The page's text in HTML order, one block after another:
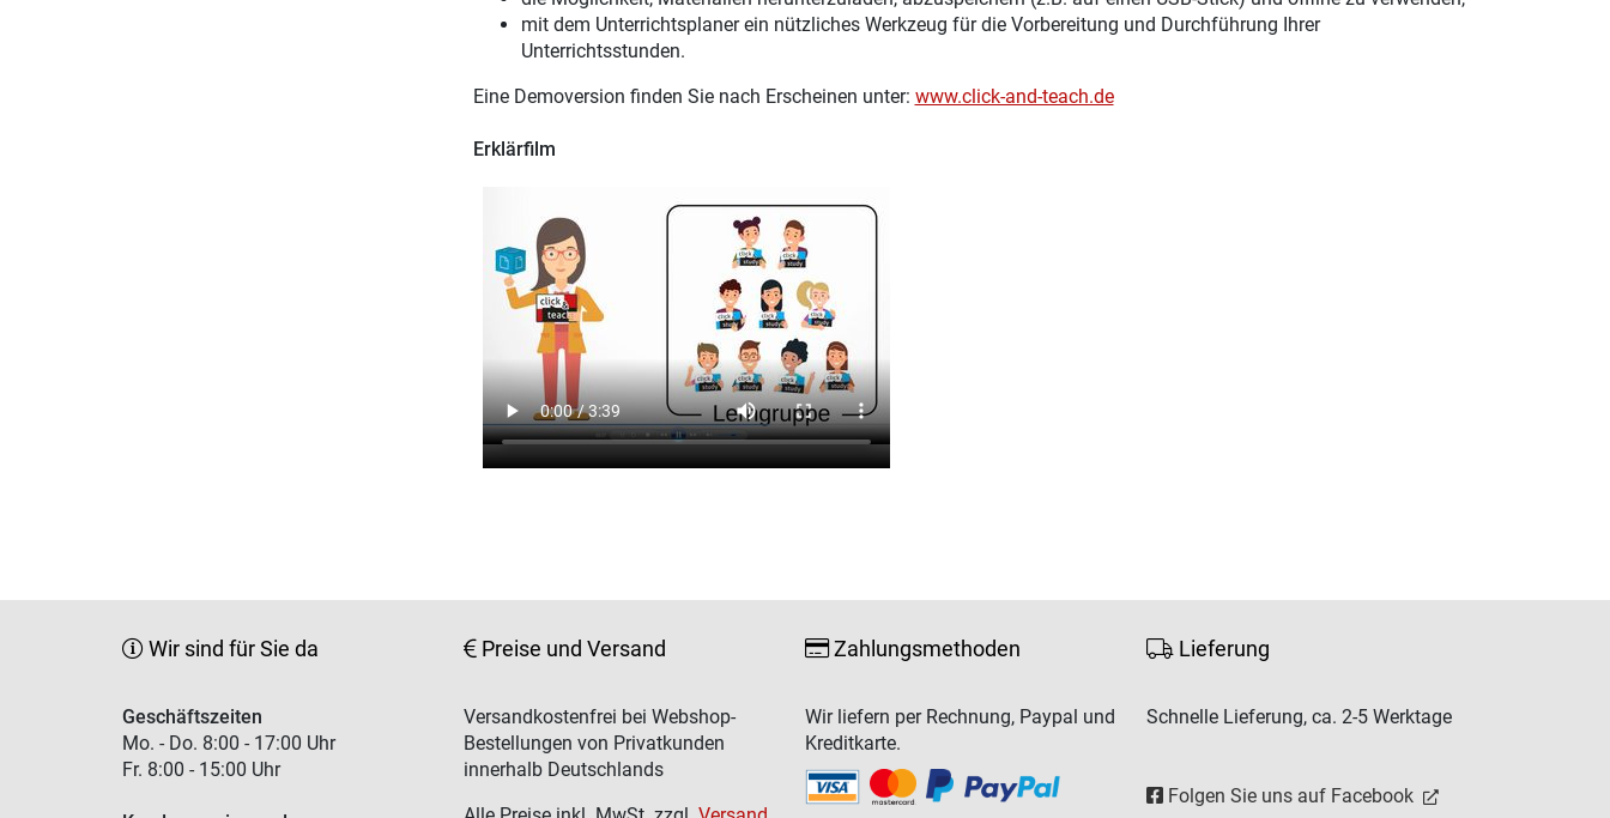
mit dem Unterrichtsplaner ein nützliches Werkzeug für die Vorbereitung und Durchführung Ihrer
Unterrichtsstunden.
Eine Demoversion finden Sie nach Erscheinen unter: www.click-and-teach.de
Erklärfilm
Wir sind für Sie da
Geschäftszeiten
Mo. - Do. 8:00 - 17:00 Uhr
Fr. 8:00 - 15:00 Uhr
Preise und Versand
Versandkostenfrei bei Webshop-
Bestellungen von Privatkunden
innerhalb Deutschlands
Zahlungsmethoden
Wir liefern per Rechnung, Paypal und
Kreditkarte.
Lieferung
Schnelle Lieferung, ca. 2-5 Werktage
Folgen Sie uns auf Facebook